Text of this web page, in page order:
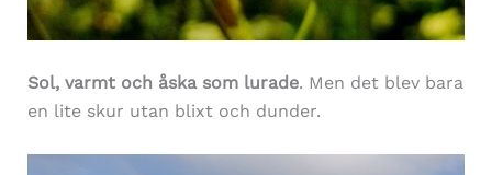
Sol, varmt och åska som lurade. Men det blev bara
en lite skur utan blixt och dunder.